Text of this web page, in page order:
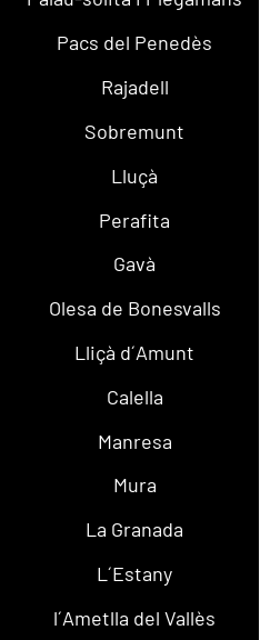
Pacs del Penedès
Rajadell
Sobremunt
Lluçà
Perafita
Gavà
Olesa de Bonesvalls
Lliçà d´Amunt
Calella
Manresa
Mura
La Granada
L´Estany
l´Ametlla del Vallès